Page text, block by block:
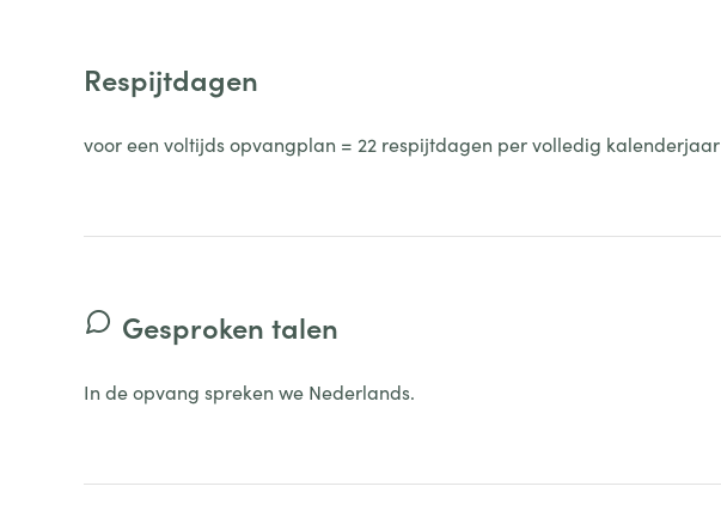
Respijtdagen
voor een voltijds opvangplan = 22 respijtdagen per volledig kalenderjaar
Gesproken talen
In de opvang spreken we Nederlands.